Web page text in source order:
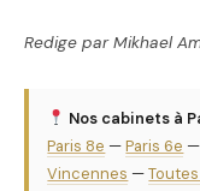
Redige par Mikhael
Nos cabinets à
Paris 8e —Paris 6e
Vincennes —